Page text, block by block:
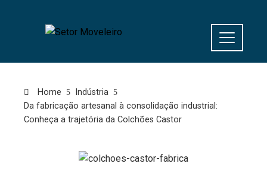
Home
Indústria
Da fabricação artesanal à consolidação industrial:
Conheça a trajetória da Colchões Castor